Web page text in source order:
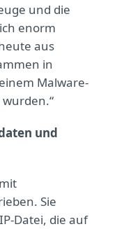
und die
enorm
aus
in
Malware-
und
Sie
Datei, die auf